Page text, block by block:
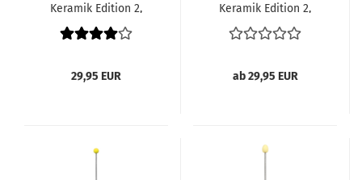
Keramik Edition 2,
Hase
29,95 EUR
Keramik Edition 2,
Kuhflecken
ab 29,95 EUR